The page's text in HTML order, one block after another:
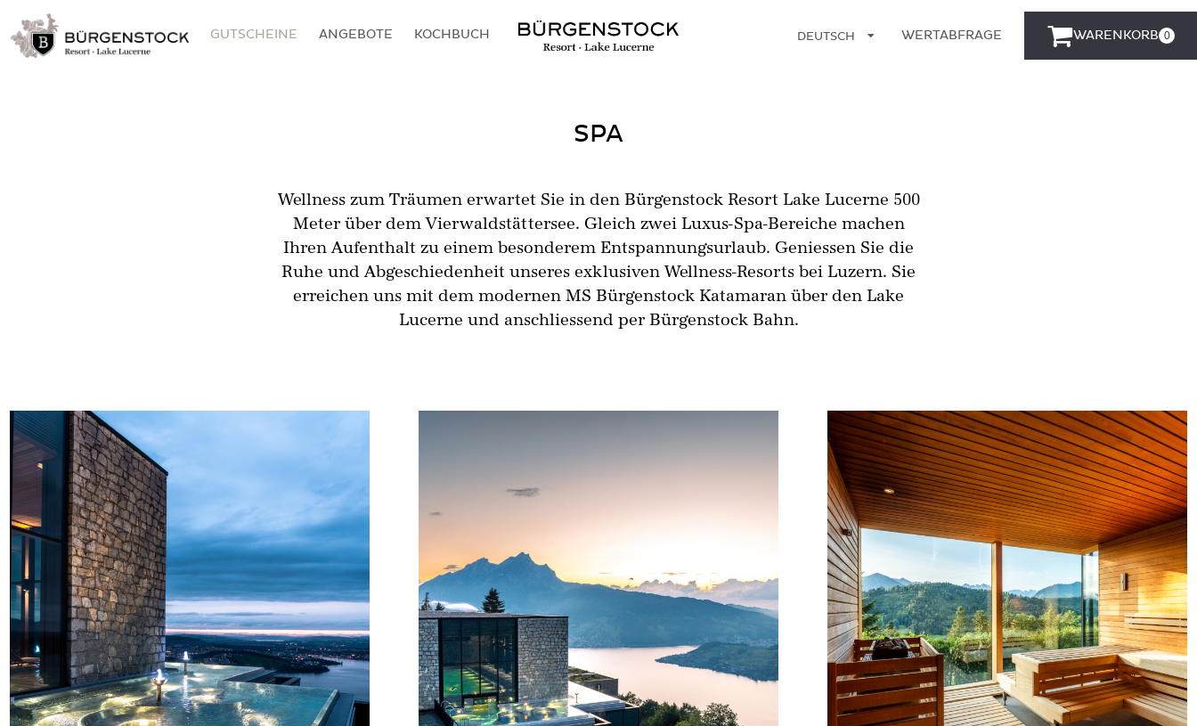
GUTSCHEINE ANGEBOTE KOCHBUCH DEUTSCH WERTABFRAGE WARENKORB 0
SPA
Wellness zum Träumen erwartet Sie in den Bürgenstock Resort Lake Lucerne 500
Meter über dem Vierwaldstättersee. Gleich zwei Luxus-Spa-Bereiche machen
Ihren Aufenthalt zu einem besonderem Entspannungsurlaub. Geniessen Sie die
Ruhe und Abgeschiedenheit unseres exklusiven Wellness-Resorts bei Luzern. Sie
erreichen uns mit dem modernen MS Bürgenstock Katamaran über den Lake
Lucerne und anschliessend per Bürgenstock Bahn.